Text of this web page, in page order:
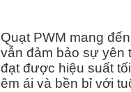
Quạt PWM mang
vẫn đảm bảo sự yên
đạt được hiệu suất
êm ái và bền bỉ với